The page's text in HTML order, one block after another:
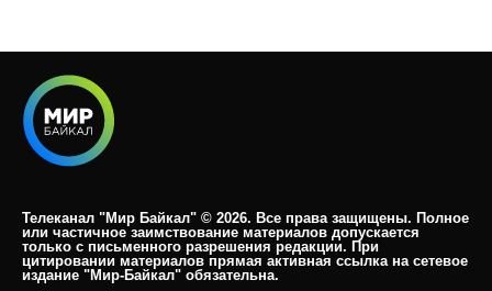
Телеканал "Мир Байкал" © 2026. Все права защищены. Полное
или частичное заимствование материалов допускается
только с письменного разрешения редакции. При
цитировании материалов прямая активная ссылка на сетевое
издание "Мир-Байкал" обязательна.​